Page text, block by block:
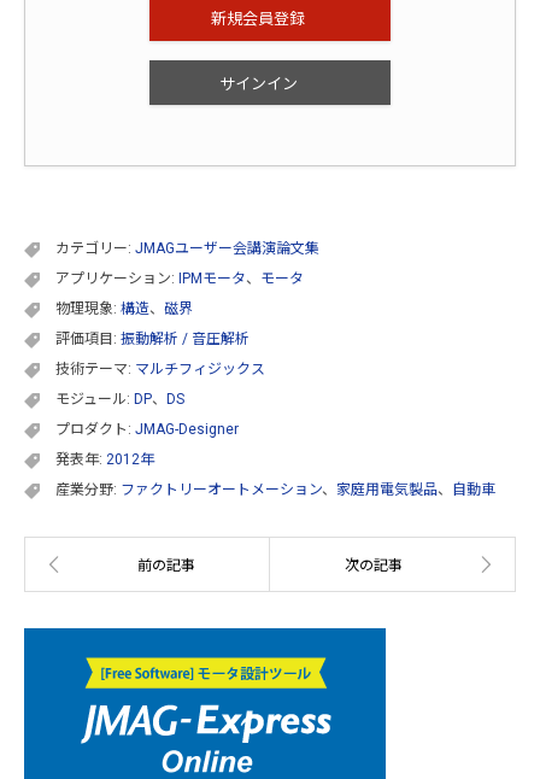
新規会員登録
サインイン
カテゴリー: JMAGユーザー会講演論文集
アプリケーション: IPMモータ、 モータ
物理現象: 構造、 磁界
評価項目: 振動解析 / 音圧解析
技術テーマ: マルチフィジックス
モジュール: DP、 DS
プロダクト: JMAG-Designer
発表年: 2012年
産業分野: ファクトリーオートメーション、 家庭用電気製品、 自動車